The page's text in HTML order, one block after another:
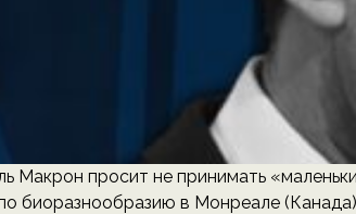
Макрон просит не принимать
биоразнообразию в Монреале